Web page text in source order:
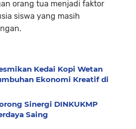
orang tua menjadi faktor
siswa yang masih
Kedai Kopi Wetan
Ekonomi Kreatif di
Sinergi DINKUKMP
Saing